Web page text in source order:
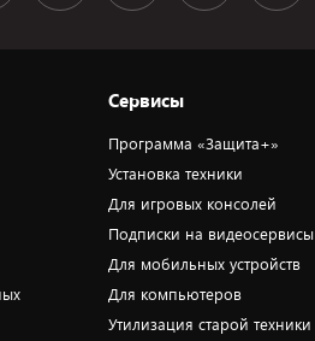
Сервисы
Программа «Защита+»
Установка техники
Для игровых консолей
Подписки на видеосервисы
Для мобильных устройств
Для компьютеров
Утилизация старой техники